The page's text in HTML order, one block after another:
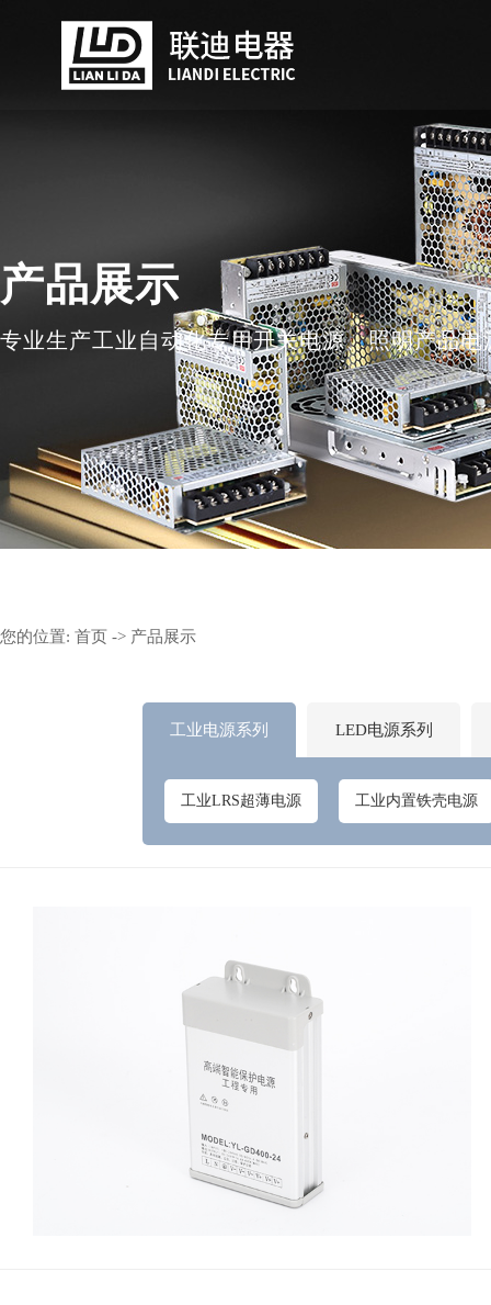
产品展示
专业生产工业自动化专用开关电源、照明产品电
您的位置: 首页 -> 产品展示
工业电源系列
工业LRS超薄电源 工业内置铁壳电源
LED电源系列
长条型电源 防雨型电源 防水型电